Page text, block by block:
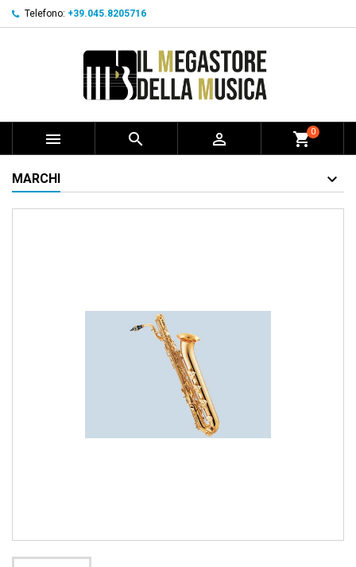
Telefono: +39.045.8205716
   shopping_cart0
MARCHI